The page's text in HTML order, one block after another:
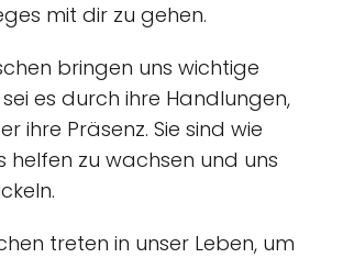
mit dir zu gehen.
bringen uns wichtige
es durch ihre Handlungen,
ihre Präsenz. Sie sind wie
helfen zu wachsen und uns
treten in unser Leben, um